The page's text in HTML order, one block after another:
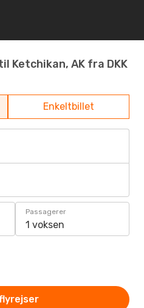
Ketchikan, AK fra DKK
Enkeltbillet
Passagerer
1 voksen